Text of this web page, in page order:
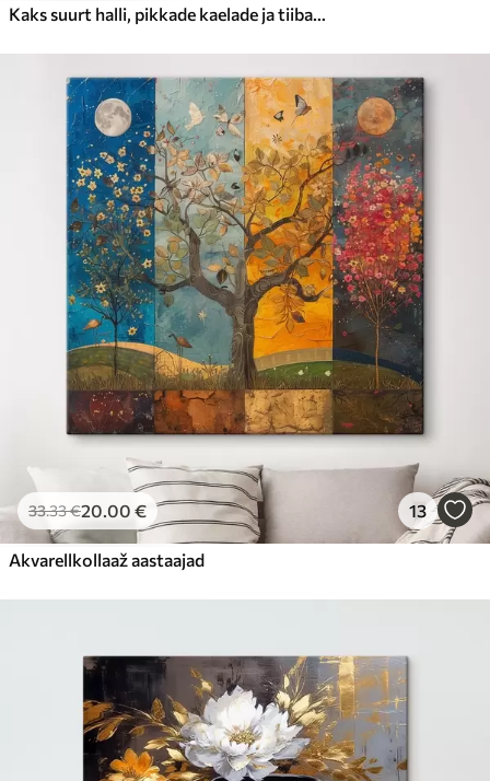
Kaks suurt halli, pikkade kaelade ja tiibadega kraanat, mis seisavad puudest ümbritsetud udujärves
33.33€20.00 € 13
Akvarellkollaaž aastaajad